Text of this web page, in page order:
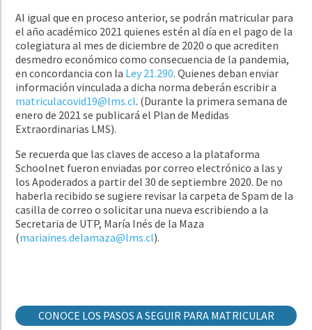
Al igual que en proceso anterior, se podrán matricular para
el año académico 2021 quienes estén al día en el pago de la
colegiatura al mes de diciembre de 2020 o que acrediten
desmedro económico como consecuencia de la pandemia,
en concordancia con la Ley 21.290. Quienes deban enviar
información vinculada a dicha norma deberán escribir a
matriculacovid19@lms.cl. (Durante la primera semana de
enero de 2021 se publicará el Plan de Medidas
Extraordinarias LMS).
Se recuerda que las claves de acceso a la plataforma
Schoolnet fueron enviadas por correo electrónico a las y
los Apoderados a partir del 30 de septiembre 2020. De no
haberla recibido se sugiere revisar la carpeta de Spam de la
casilla de correo o solicitar una nueva escribiendo a la
Secretaria de UTP, María Inés de la Maza
(mariaines.delamaza@lms.cl).
CONOCE LOS PASOS A SEGUIR PARA MATRICULAR